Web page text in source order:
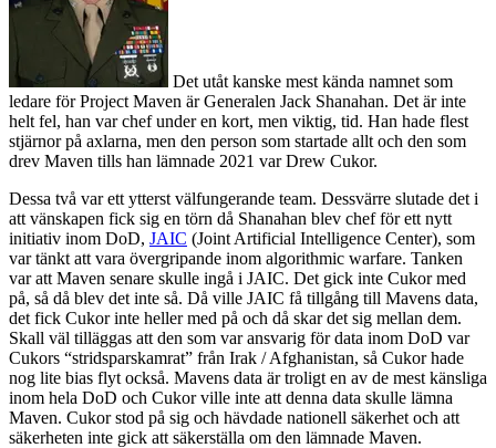
Det utåt kanske mest kända namnet som
ledare för Project Maven är Generalen Jack Shanahan. Det är inte
helt fel, han var chef under en kort, men viktig, tid. Han hade flest
stjärnor på axlarna, men den person som startade allt och den som
drev Maven tills han lämnade 2021 var Drew Cukor.
Dessa två var ett ytterst välfungerande team. Dessvärre slutade det i
att vänskapen fick sig en törn då Shanahan blev chef för ett nytt
initiativ inom DoD, JAIC (Joint Artificial Intelligence Center), som
var tänkt att vara övergripande inom algorithmic warfare. Tanken
var att Maven senare skulle ingå i JAIC. Det gick inte Cukor med
på, så då blev det inte så. Då ville JAIC få tillgång till Mavens data,
det fick Cukor inte heller med på och då skar det sig mellan dem.
Skall väl tilläggas att den som var ansvarig för data inom DoD var
Cukors “stridsparskamrat” från Irak / Afghanistan, så Cukor hade
nog lite bias flyt också. Mavens data är troligt en av de mest känsliga
inom hela DoD och Cukor ville inte att denna data skulle lämna
Maven. Cukor stod på sig och hävdade nationell säkerhet och att
säkerheten inte gick att säkerställa om den lämnade Maven.